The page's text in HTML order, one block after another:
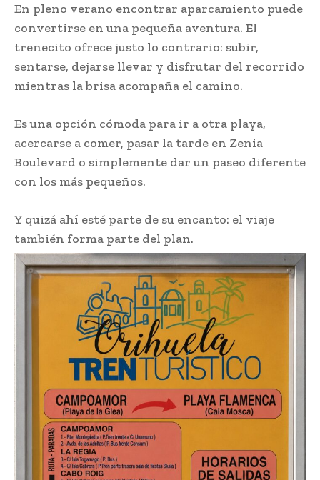
En pleno verano encontrar aparcamiento puede
convertirse en una pequeña aventura. El
trenecito ofrece justo lo contrario: subir,
sentarse, dejarse llevar y disfrutar del recorrido
mientras la brisa acompaña el camino.
Es una opción cómoda para ir a otra playa,
acercarse a comer, pasar la tarde en Zenia
Boulevard o simplemente dar un paseo diferente
con los más pequeños.
Y quizá ahí esté parte de su encanto: el viaje
también forma parte del plan.